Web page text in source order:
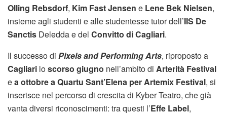
Olling Rebsdorf, Kim Fast Jensen e Lene Bek Nielsen,
insieme agli studenti e alle studentesse tutor dell’IIS De
Sanctis Deledda e del Convitto di Cagliari.
Il successo di Pixels and Performing Arts, riproposto a
Cagliari loscorso giugno nell’ambito di Arterità Festival
ea ottobre a Quartu Sant’Elena per Artemix Festival, si
inserisce nel percorso di crescita di Kyber Teatro, che già
vanta diversi riconoscimenti: tra questi l’Effe Label,